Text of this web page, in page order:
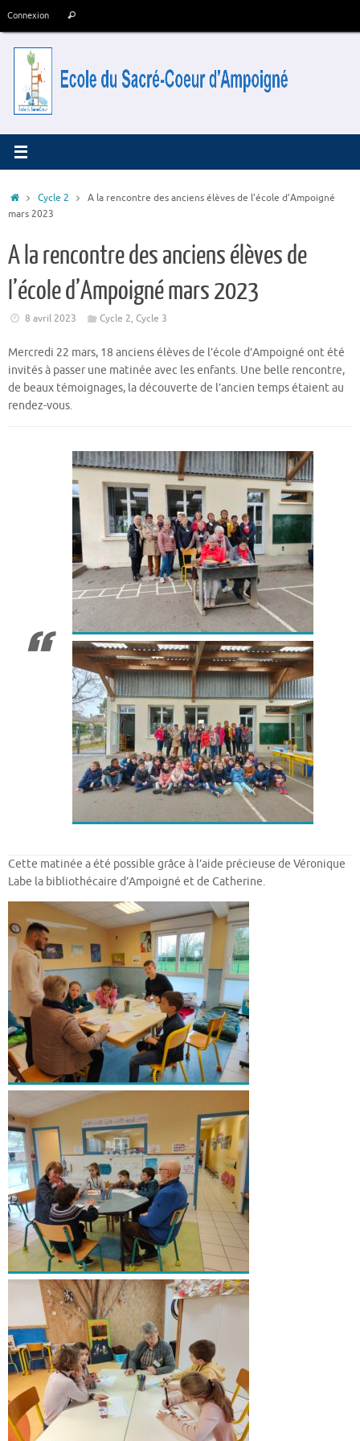
Connexion Rechercher
Accueil
Cycle 2
A la rencontre des anciens élèves de l’école d’Ampoigné
mars 2023
A la rencontre des anciens élèves de
l’école d’Ampoigné mars 2023
8 avril 2023 Cycle 2,Cycle 3
Mercredi 22 mars, 18 anciens élèves de l’école d’Ampoigné ont été
invités à passer une matinée avec les enfants. Une belle rencontre,
de beaux témoignages, la découverte de l’ancien temps étaient au
rendez-vous.
Cette matinée a été possible grâce à l’aide précieuse de Véronique
Labe la bibliothécaire d’Ampoigné et de Catherine.